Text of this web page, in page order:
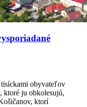
obyvateľov
ktoré ju obkolesujú,
ktorí